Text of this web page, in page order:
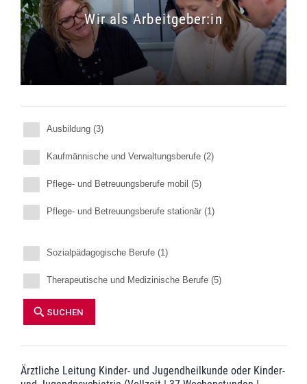
Wir als Arbeitgeber:in
Ausbildung (3)
Kaufmännische und Verwaltungsberufe (2)
Pflege- und Betreuungsberufe mobil (5)
Pflege- und Betreuungsberufe stationär (1)
Sozialpädagogische Berufe (1)
Therapeutische und Medizinische Berufe (5)
Ärztliche Leitung Kinder- und Jugendheilkunde oder Kinder-